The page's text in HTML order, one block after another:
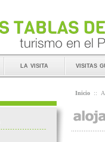
la visita visitas
Inicio ::